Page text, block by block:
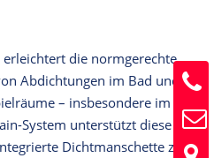
die normgerechte
Abdichtungen im Bad und
– insbesondere im
System unterstützt diese
Dichtmanschette zur